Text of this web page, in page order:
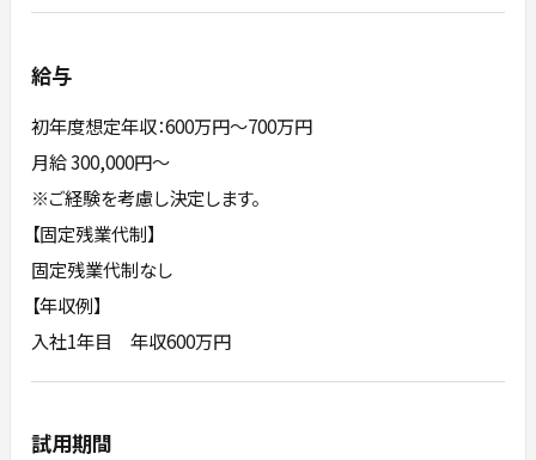
給与
初年度想定年収：600万円〜700万円
月給 300,000円～
※ご経験を考慮し決定します。
【固定残業代制】
固定残業代制なし
【年収例】
入社1年目 年収600万円
試用期間